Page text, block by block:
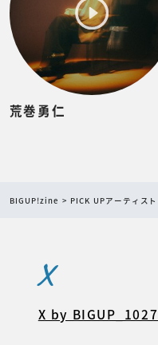
荒巻勇仁
BIGUP!zine PICK UPアーティスト
X
X by BIGUP_1027